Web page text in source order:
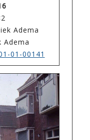
Adema
Adema
01-00141